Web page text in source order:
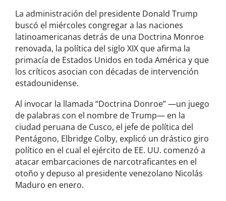
La administración del presidente Donald Trump
buscó el miércoles congregar a las naciones
latinoamericanas detrás de una Doctrina Monroe
renovada, la política del siglo XIX que afirma la
primacía de Estados Unidos en toda América y que
los críticos asocian con décadas de intervención
estadounidense.
Al invocar la llamada “Doctrina Donroe” —un juego
de palabras con el nombre de Trump— en la
ciudad peruana de Cusco, el jefe de política del
Pentágono, Elbridge Colby, explicó un drástico giro
político en el cual el ejército de EE. UU. comenzó a
atacar embarcaciones de narcotraficantes en el
otoño y depuso al presidente venezolano Nicolás
Maduro en enero.